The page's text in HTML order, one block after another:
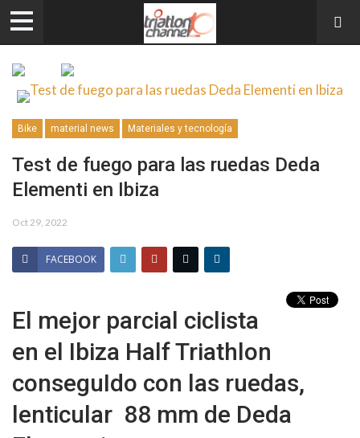
Bike material news Materiales y tecnología
Test de fuego para las ruedas Deda
Elementi en Ibiza
Oct 29, 2022
FACEBOOK
El mejor parcial ciclista
en el Ibiza Half Triathlon
conseguIdo con las ruedas,
lenticular 88 mm de Deda